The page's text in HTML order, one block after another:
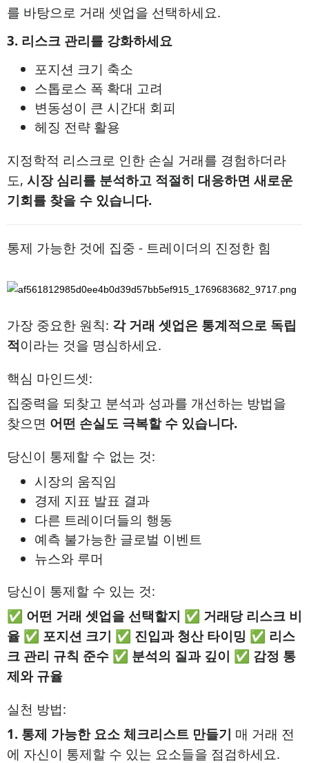
를 바탕으로 거래 셋업을 선택하세요.
3. 리스크 관리를 강화하세요
포지션 크기 축소
스톱로스 폭 확대 고려
변동성이 큰 시간대 회피
헤징 전략 활용
지정학적 리스크로 인한 손실 거래를 경험하더라
도, 시장 심리를 분석하고 적절히 대응하면 새로운
기회를 찾을 수 있습니다.
통제 가능한 것에 집중 - 트레이더의 진정한 힘
가장 중요한 원칙: 각 거래 셋업은 통계적으로 독립
적이라는 것을 명심하세요.
핵심 마인드셋:
집중력을 되찾고 분석과 성과를 개선하는 방법을
찾으면 어떤 손실도 극복할 수 있습니다.
당신이 통제할 수 없는 것:
시장의 움직임
경제 지표 발표 결과
다른 트레이더들의 행동
예측 불가능한 글로벌 이벤트
뉴스와 루머
당신이 통제할 수 있는 것:
✅ 어떤 거래 셋업을 선택할지 ✅ 거래당 리스크 비
율 ✅ 포지션 크기 ✅ 진입과 청산 타이밍 ✅ 리스
크 관리 규칙 준수 ✅ 분석의 질과 깊이 ✅ 감정 통
제와 규율
실천 방법:
1. 통제 가능한 요소 체크리스트 만들기 매 거래 전
에 자신이 통제할 수 있는 요소들을 점검하세요.